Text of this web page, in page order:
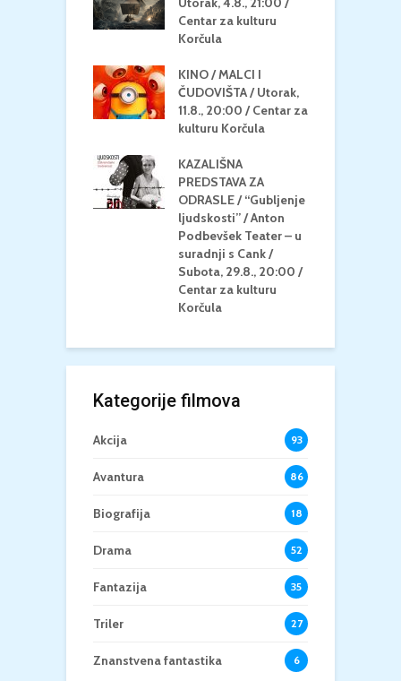
Centar za kulturu
Korčula
KINO / MALCI I
ČUDOVIŠTA / Utorak,
11.8., 20:00 / Centar za
kulturu Korčula
KAZALIŠNA
PREDSTAVA ZA
ODRASLE / “Gubljenje
ljudskosti” / Anton
Podbevšek Teater – u
suradnji s Cank /
Subota, 29.8., 20:00 /
Centar za kulturu
Korčula
Kategorije filmova
Akcija 93
Avantura 86
Biografija 18
Drama 52
Fantazija 35
Triler 27
Znanstvena fantastika 6